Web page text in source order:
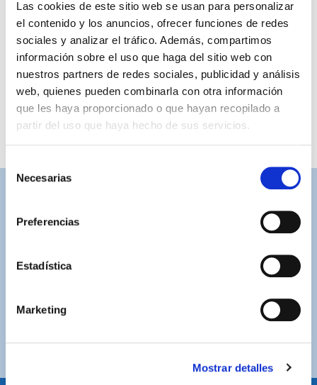
Las cookies de este sitio web se usan para personalizar
el contenido y los anuncios, ofrecer funciones de redes
sociales y analizar el tráfico. Además, compartimos
información sobre el uso que haga del sitio web con
nuestros partners de redes sociales, publicidad y análisis
web, quienes pueden combinarla con otra información
que les haya proporcionado o que hayan recopilado a
partir del uso que haya hecho de sus servicios.
Necesarias
Preferencias
Estadística
Marketing
Mostrar detalles
CAMISETA AWAY AVISPA MUJER
23/24
55,97 €
79,95 €
Contacta con nosotros para solucionar cualquier duda.
Por compras superiores a 100€ (España peninsular)
COMPRAS SEGURAS
Plataforma de pago segura a través de tarjeta o
PayPal.